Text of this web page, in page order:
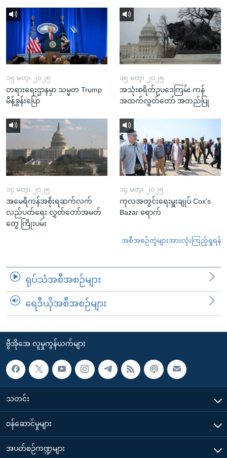
၁၅ မတ္၊ ၂၀၂၅
တရားရေးဌာနမှာ သမ္မတ Trump
မိန့်ခွန်းပြော
၁၅ မတ္၊ ၂၀၂၅
အသုံးစရိတ်ဥပဒေကြမ်း ကန်
အထက်လွှတ်တော် အတည်ပြု
၁၄ မတ္၊ ၂၀၂၅
အမေရိကန်အစိုးရဆက်လက်
လည်ပတ်ရေး လွှတ်တော်အမတ်
တွေ ကြိုးပမ်း
၁၄ မတ္၊ ၂၀၂၅
ကုလအတွင်းရေးမှူးချုပ် Cox's
Bazar ရောက်
အစီအစဉ်တွဲများအားလုံးကြည့်ရှုရန်
ရုပ်သံအစီအစဉ်များ
ရေဒီယိုအစီအစဉ်များ
ဗွီအိုအေ လူမှုကွန်ယက်များ
သတင်း
၀န်ဆောင်မှုများ
အပတ်စဉ်ကဏ္ဍများ